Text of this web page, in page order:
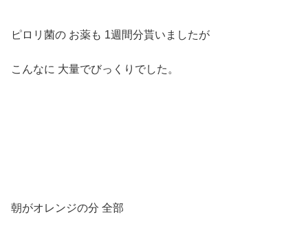
ピロリ菌の お薬も 1週間分貰いましたが
こんなに 大量でびっくりでした。
朝がオレンジの分 全部